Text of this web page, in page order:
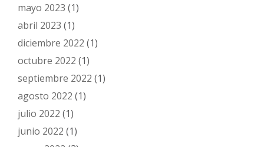
mayo 2023 (1)
abril 2023 (1)
diciembre 2022 (1)
octubre 2022 (1)
septiembre 2022 (1)
agosto 2022 (1)
julio 2022 (1)
junio 2022 (1)